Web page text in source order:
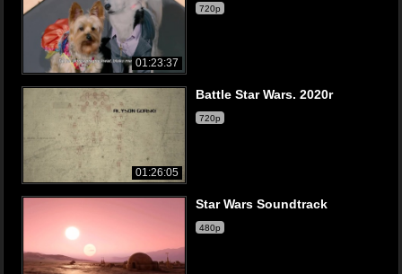
01:23:37
720p
01:26:05
Battle Star Wars. 2020r
720p
Star Wars Soundtrack
480p